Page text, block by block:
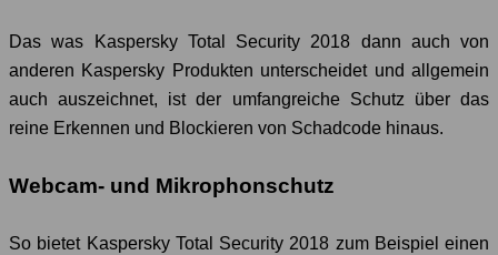
Das was Kaspersky Total Security 2018 dann auch von
anderen Kaspersky Produkten unterscheidet und allgemein
auch auszeichnet, ist der umfangreiche Schutz über das
reine Erkennen und Blockieren von Schadcode hinaus.
Webcam- und Mikrophonschutz
So bietet Kaspersky Total Security 2018 zum Beispiel einen